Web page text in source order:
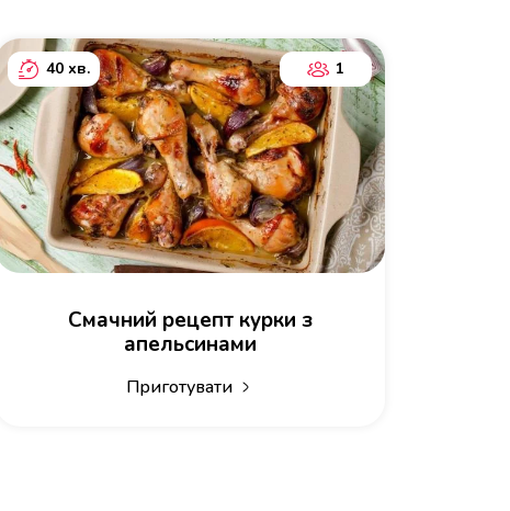
40 хв. 1
Смачний рецепт курки з
апельсинами
Приготувати